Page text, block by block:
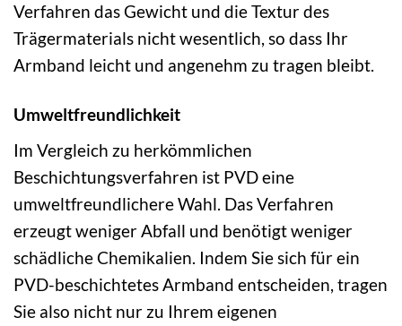
Verfahren das Gewicht und die Textur des
Trägermaterials nicht wesentlich, so dass Ihr
Armband leicht und angenehm zu tragen bleibt.
Umweltfreundlichkeit
Im Vergleich zu herkömmlichen
Beschichtungsverfahren ist PVD eine
umweltfreundlichere Wahl. Das Verfahren
erzeugt weniger Abfall und benötigt weniger
schädliche Chemikalien. Indem Sie sich für ein
PVD-beschichtetes Armband entscheiden, tragen
Sie also nicht nur zu Ihrem eigenen